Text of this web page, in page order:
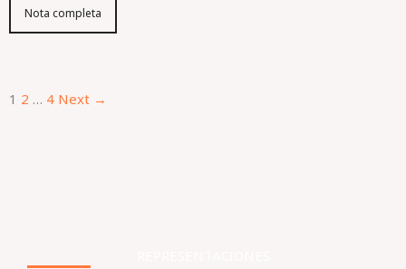
Nota completa
1 2 … 4 Next →